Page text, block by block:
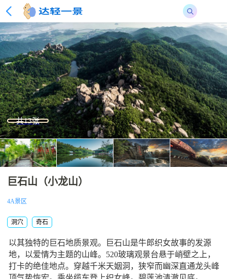
共13张
巨石山（小龙山）
4A景区
洞穴 奇石
以其独特的巨石地质景观。巨石山是牛郎织女故事的发源
地，以爱情为主题的山峰。520玻璃观景台悬于峭壁之上，
打卡的绝佳地点。穿越千米天姻洞，狭窄而幽深直通龙头峰